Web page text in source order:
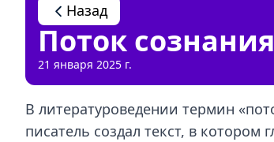
Назад
Поток
21 января 2025 г.
В литературоведении термин
писатель создал текст, в